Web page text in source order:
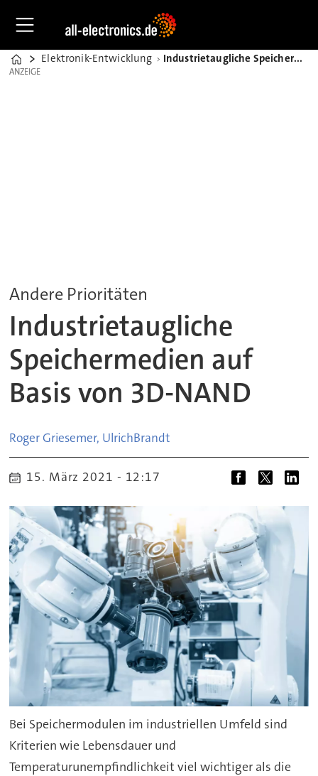
Home
Elektronik-Entwicklung Industrietaugliche Speichermedien auf Basis von 3D-NAND
ANZEIGE
ANZEIGE
Andere Prioritäten
Industrietaugliche
Speichermedien auf
Basis von 3D-NAND
Roger Griesemer, UlrichBrandt
15. März 2021 - 12:17
Bei Speichermodulen im industriellen Umfeld sind
Kriterien wie Lebensdauer und
Temperaturunempfindlichkeit viel wichtiger als die